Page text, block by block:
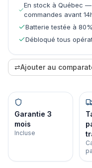
En stock à Québec
commandes avant
Batterie testée à
Débloqué tous
⇄Ajouter au
Garantie 3
mois
Incluse